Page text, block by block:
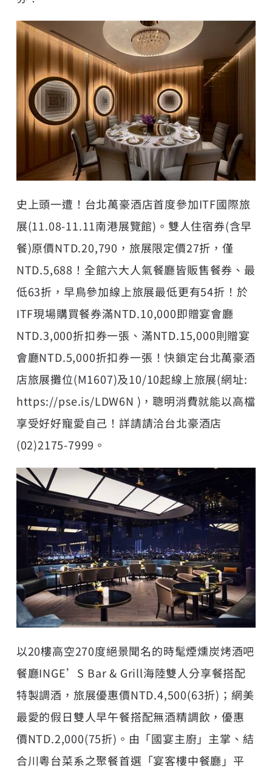
史上頭一遭！台北萬豪酒店首度參加ITF國際旅
展(11.08-11.11南港展覽館)。雙人住宿券(含早
餐)原價NTD.20,790，旅展限定價27折，僅
NTD.5,688！全館六大人氣餐廳皆販售餐券、最
低63折，早鳥參加線上旅展最低更有54折！於
ITF現場購買餐券滿NTD.10,000即贈宴會廳
NTD.3,000折扣券一張、滿NTD.15,000則贈宴
會廳NTD.5,000折扣券一張！快鎖定台北萬豪酒
店旅展攤位(M1607)及10/10起線上旅展(網址:
https://pse.is/LDW6N )，聰明消費就能以高檔
享受好好寵愛自己！詳請請洽台北豪酒店
(02)2175-7999。
以20樓高空270度絕景聞名的時髦煙燻炭烤酒吧
餐廳INGE’S Bar & Grill海陸雙人分享餐搭配
特製調酒，旅展優惠價NTD.4,500(63折)；網美
最愛的假日雙人早午餐搭配無酒精調飲，優惠
價NTD.2,000(75折)。由「國宴主廚」主掌、結
合川粵台菜系之聚餐首選「宴客樓中餐廳」平